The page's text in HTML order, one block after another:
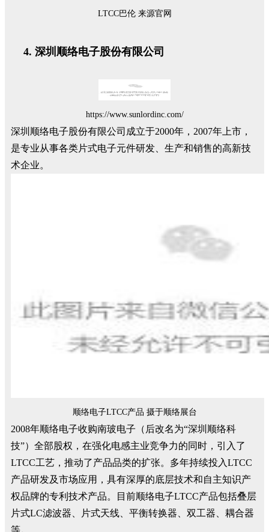
LTCC巴伦 来源官网
深圳顺络电子股份有限公司
https://www.sunlordinc.com/
深圳顺络电子股份有限公司成立于2000年，2007年上市，
是专业从事各类片式电子元件研发、生产和销售的高新技
术企业。
顺络电子LTCC产品 摄于顺络展台
2008年顺络电子收购南玻电子（后改名为“深圳顺络科
技”）全部股权，在强化电感主业竞争力的同时，引入了
LTCC工艺，推动了产品品类的扩张。多年持续投入LTCC
产品研发及市场应用，具有深厚的底层技术和自主知识产
权品牌的专利技术产品。目前顺络电子LTCC产品包括叠层
片式LC滤波器、片式天线、平衡转换器、双工器、耦合器
等。